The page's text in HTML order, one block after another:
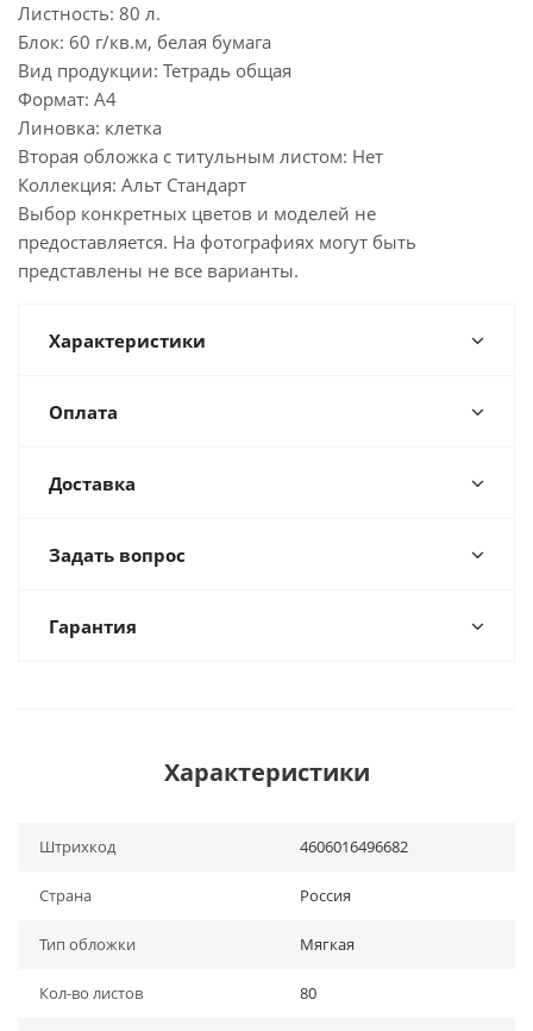
Листность: 80 л.
Блок: 60 г/кв.м, белая бумага
Вид продукции: Тетрадь общая
Формат: А4
Линовка: клетка
Вторая обложка с титульным листом: Нет
Коллекция: Альт Стандарт
Выбор конкретных цветов и моделей не
предоставляется. На фотографиях могут быть
представлены не все варианты.
Характеристики
Оплата
Доставка
Задать вопрос
Гарантия
Характеристики
Штрихкод 4606016496682
Страна Россия
Тип обложки Мягкая
Кол-во листов 80